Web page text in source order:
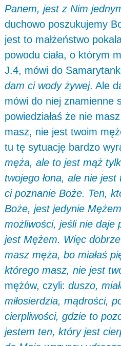
Panem, jest z Nim
duchowo poszukujemy
jest to małżeństwo
powodu ciała, o którym
J.4, mówi do
dam ci wody żywej. Ale
mówi do niej znamienne
powiedziałaś że nie
masz, nie jest twoim
tu tę sytuację bardzo
męża, ale to jest mąż
twojego łona, ale nie
ci poznanie Boże. Ten,
Boże, jest jedynie
możliwości, jeśli nie daje
jest Mężem. Więc
masz męża, bo miałaś
którego masz, nie jest
mężów, czyli: duszo,
miłosierdzia, mądrości,
cierpliwości, gdzie to
jestem ten, który jest